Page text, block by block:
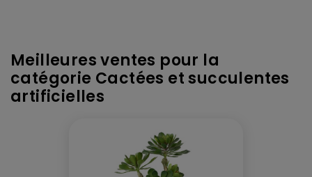
Meilleures ventes pour la
catégorie Cactées et succulentes
artificielles